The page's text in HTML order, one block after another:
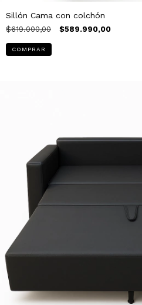
Sillón Cama con colchón
$619.000,00 $589.990,00